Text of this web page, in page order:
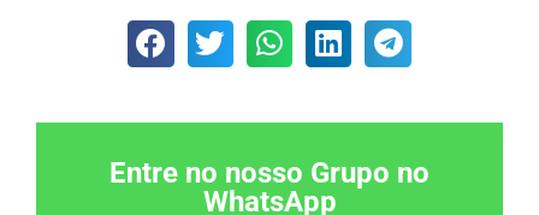
Entre no nosso Grupo no
WhatsApp